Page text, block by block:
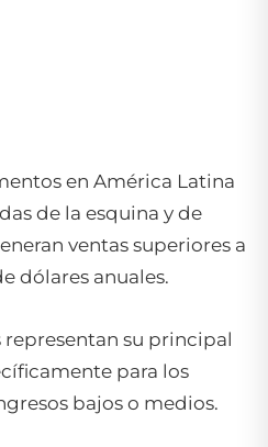
en América Latina
de la esquina y de
ventas superiores a
dólares anuales.
representan su principal
para los
bajos o medios.